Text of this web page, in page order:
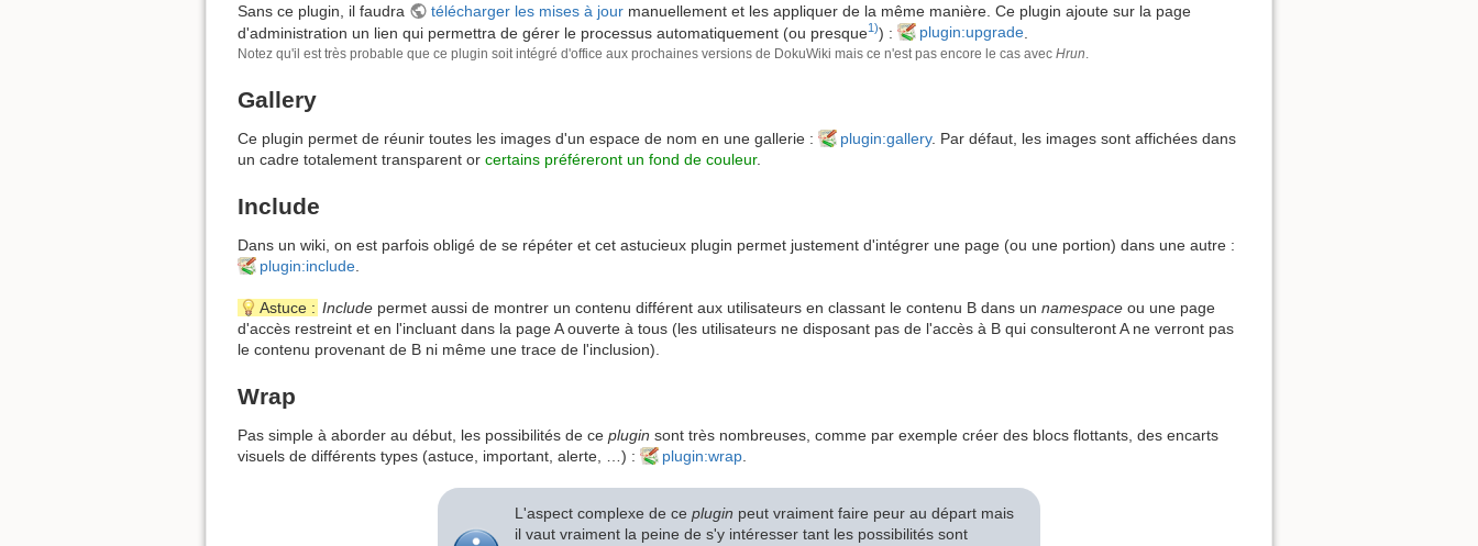
Sans ce plugin, il faudra télécharger les mises à jourmanuellement et les appliquer de la même manière. Ce plugin ajoute sur la page
d'administration un lien qui permettra de gérer le processus automatiquement (ou presque1)) : plugin:upgrade.
Notez qu'il est très probable que ce plugin soit intégré d'office aux prochaines versions de DokuWiki mais ce n'est pas encore le cas avec Hrun.
Gallery
Ce plugin permet de réunir toutes les images d'un espace de nom en une gallerie : plugin:gallery. Par défaut, les images sont affichées dans
un cadre totalement transparent or certains préféreront un fond de couleur.
Include
Dans un wiki, on est parfois obligé de se répéter et cet astucieux plugin permet justement d'intégrer une page (ou une portion) dans une autre :
plugin:include.
Astuce : Include permet aussi de montrer un contenu différent aux utilisateurs en classant le contenu B dans un namespace ou une page
d'accès restreint et en l'incluant dans la page A ouverte à tous (les utilisateurs ne disposant pas de l'accès à B qui consulteront A ne verront pas
le contenu provenant de B ni même une trace de l'inclusion).
Wrap
Pas simple à aborder au début, les possibilités de ce plugin sont très nombreuses, comme par exemple créer des blocs flottants, des encarts
visuels de différents types (astuce, important, alerte, …) :
plugin:wrap.
L'aspect complexe de ceplugin peut vraiment faire peur au départ mais
il vaut vraiment la peine de s'y intéresser tant les possibilités sont